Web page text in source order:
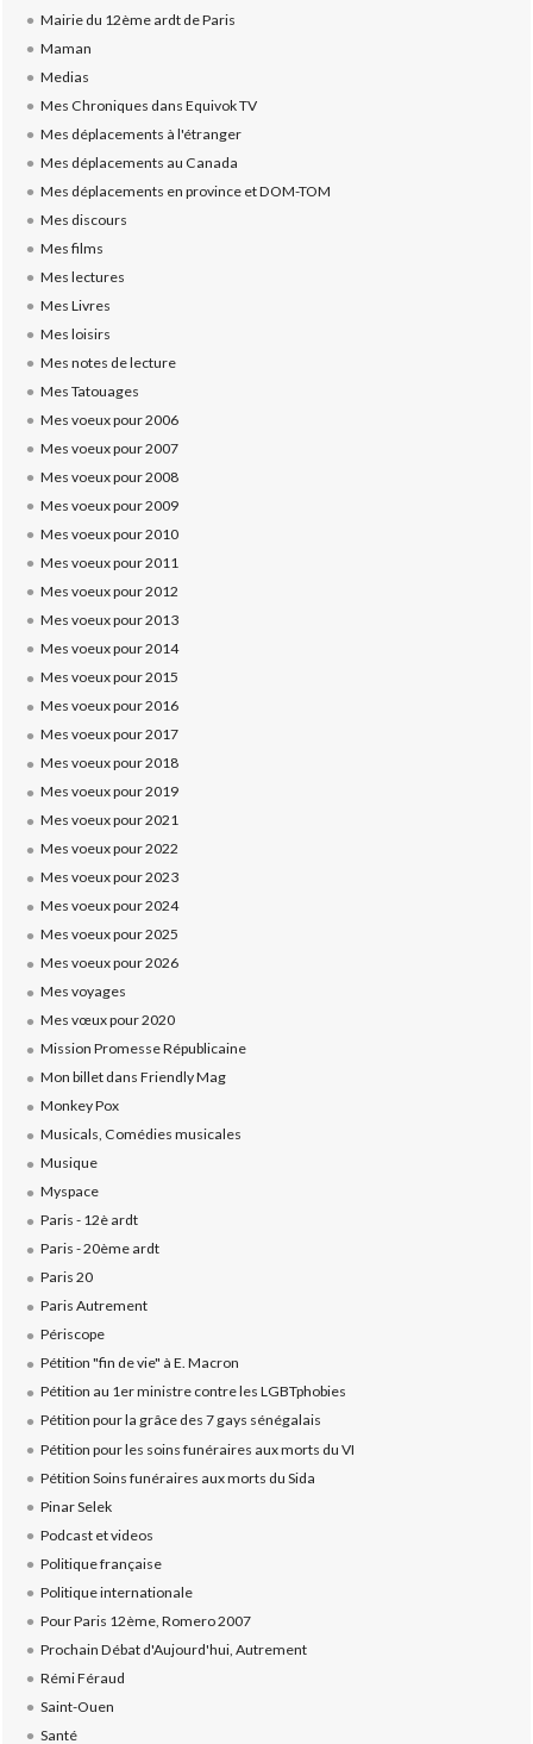
Mairie du 12ème ardt de Paris
Maman
Medias
Mes Chroniques dans Equivok TV
Mes déplacements à l'étranger
Mes déplacements au Canada
Mes déplacements en province et DOM-TOM
Mes discours
Mes films
Mes lectures
Mes Livres
Mes loisirs
Mes notes de lecture
Mes Tatouages
Mes voeux pour 2006
Mes voeux pour 2007
Mes voeux pour 2008
Mes voeux pour 2009
Mes voeux pour 2010
Mes voeux pour 2011
Mes voeux pour 2012
Mes voeux pour 2013
Mes voeux pour 2014
Mes voeux pour 2015
Mes voeux pour 2016
Mes voeux pour 2017
Mes voeux pour 2018
Mes voeux pour 2019
Mes voeux pour 2021
Mes voeux pour 2022
Mes voeux pour 2023
Mes voeux pour 2024
Mes voeux pour 2025
Mes voeux pour 2026
Mes voyages
Mes vœux pour 2020
Mission Promesse Républicaine
Mon billet dans Friendly Mag
Monkey Pox
Musicals, Comédies musicales
Musique
Myspace
Paris - 12è ardt
Paris - 20ème ardt
Paris 20
Paris Autrement
Périscope
Pétition "fin de vie" à E. Macron
Pétition au 1er ministre contre les LGBTphobies
Pétition pour la grâce des 7 gays sénégalais
Pétition pour les soins funéraires aux morts du VI
Pétition Soins funéraires aux morts du Sida
Pinar Selek
Podcast et videos
Politique française
Politique internationale
Pour Paris 12ème, Romero 2007
Prochain Débat d'Aujourd'hui, Autrement
Rémi Féraud
Saint-Ouen
Santé